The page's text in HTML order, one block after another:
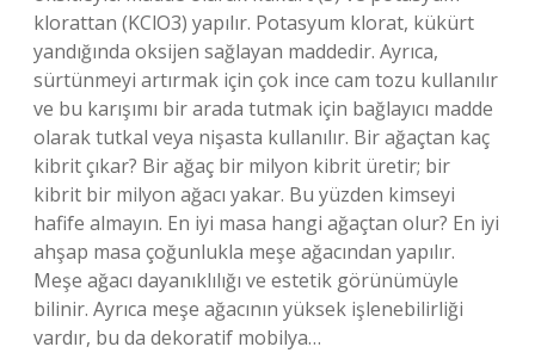
klorattan (KClO3) yapılır. Potasyum klorat, kükürt
yandığında oksijen sağlayan maddedir. Ayrıca,
sürtünmeyi artırmak için çok ince cam tozu kullanılır
ve bu karışımı bir arada tutmak için bağlayıcı madde
olarak tutkal veya nişasta kullanılır. Bir ağaçtan kaç
kibrit çıkar? Bir ağaç bir milyon kibrit üretir; bir
kibrit bir milyon ağacı yakar. Bu yüzden kimseyi
hafife almayın. En iyi masa hangi ağaçtan olur? En iyi
ahşap masa çoğunlukla meşe ağacından yapılır.
Meşe ağacı dayanıklılığı ve estetik görünümüyle
bilinir. Ayrıca meşe ağacının yüksek işlenebilirliği
vardır, bu da dekoratif mobilya…